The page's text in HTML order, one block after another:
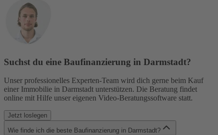
Suchst du eine Baufinanzierung in Darmstadt?
Unser professionelles Experten-Team wird dich gerne beim Kauf
einer Immobilie in Darmstadt unterstützen. Die Beratung findet
online mit Hilfe unser eigenen Video-Beratungssoftware statt.
Jetzt loslegen
Wie finde ich die beste Baufinanzierung in Darmstadt?